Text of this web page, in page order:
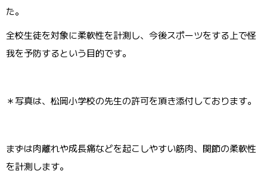
た。
全校生徒を対象に柔軟性を計測し、今後スポーツをする上で怪
我を予防するという目的です。
＊写真は、松岡小学校の先生の許可を頂き添付しております。
まずは肉離れや成長痛などを起こしやすい筋肉、関節の柔軟性
を計測します。